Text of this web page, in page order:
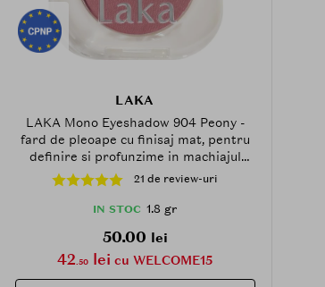
LAKA
LAKA Mono Eyeshadow 904 Peony -
fard de pleoape cu finisaj mat, pentru
definire si profunzime in machiajul
ochilor - 1.8 g21 de review-uri
IN STOC 1.8 gr
50.00 lei
42.50 lei cu WELCOME15